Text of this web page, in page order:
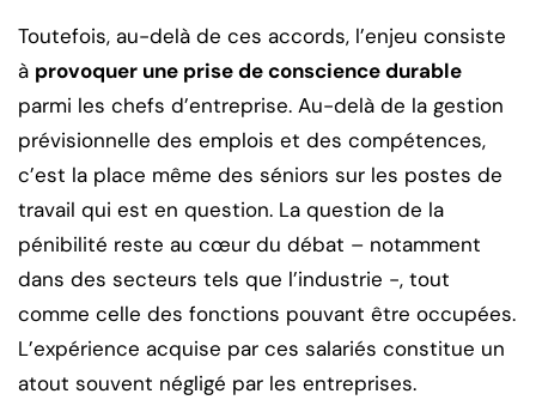
Toutefois, au-delà de ces accords, l’enjeu consiste
à provoquer une prise de conscience durable
parmi les chefs d’entreprise. Au-delà de la gestion
prévisionnelle des emplois et des compétences,
c’est la place même des séniors sur les postes de
travail qui est en question. La question de la
pénibilité reste au cœur du débat – notamment
dans des secteurs tels que l’industrie -, tout
comme celle des fonctions pouvant être occupées.
L’expérience acquise par ces salariés constitue un
atout souvent négligé par les entreprises.